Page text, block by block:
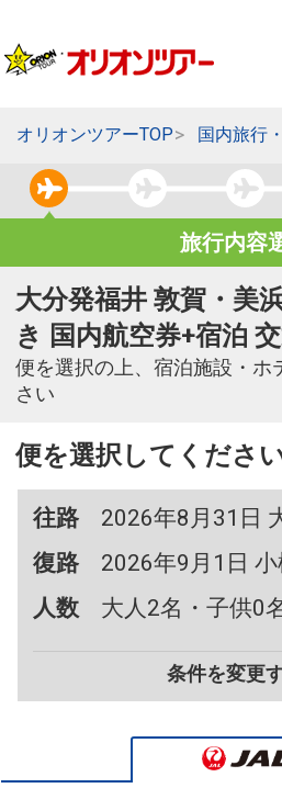
オリオンツアーTOP 国内旅行
旅行内容
大分発福井 敦賀・美
き 国内航空券+宿泊
便を選択の上、宿泊施設・ホ
さい
便を選択してくださ
往路
2026年8月31日
復路
2026年9月1日
人数
大人2名・子供0
条件を変更